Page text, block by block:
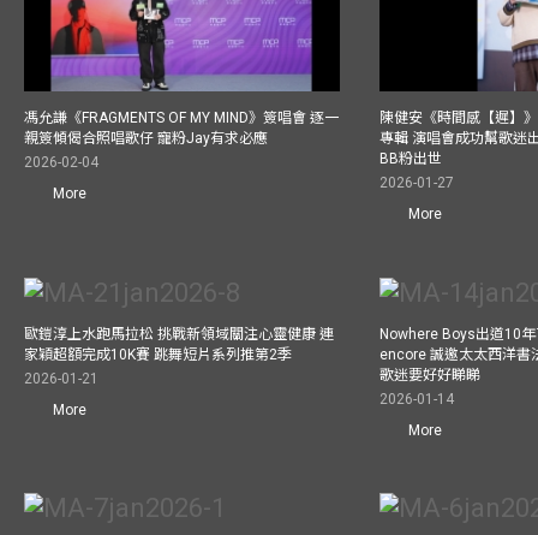
馮允謙《FRAGMENTS OF MY MIND》簽唱會 逐一
親簽傾偈合照唱歌仔 寵粉Jay有求必應
2026-02-04
More
陳健安《時間感【遲】
專輯 演唱會成功幫歌迷
BB粉出世
2026-01-27
More
歐鎧淳上水跑馬拉松 挑戰新領域關注心靈健康 連
家穎超額完成10K賽 跳舞短片系列推第2季
2026-01-21
More
Nowhere Boys出道10
encore 誠邀太太西洋書
歌迷要好好睇睇
2026-01-14
More